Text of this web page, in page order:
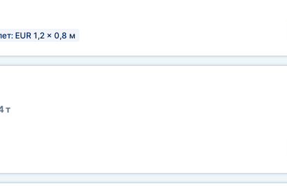
EUR 1,2 x 0,8 м
т